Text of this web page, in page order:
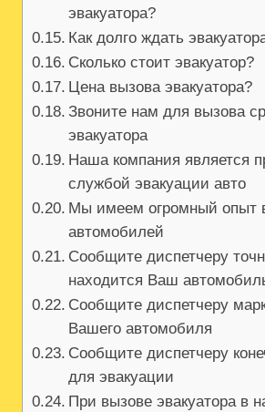
эвакуатора?
Как долго ждать
Сколько стоит эвакуатор?
Цена вызова эвакуатора?
Звоните нам для вызова
эвакуатора
Наша компания является
службой эвакуации авто
Мы имеем огромный опыт
автомобилей
Сообщите диспетчеру
находится Ваш
Сообщите диспетчеру
Вашего автомобиля
Сообщите диспетчеру
для эвакуации
При вызове эвакуатора в